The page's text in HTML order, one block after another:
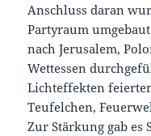
Anschluss daran
Partyraum
nach Jerusalem,
Wettessen
Lichteffekten
Teufelchen,
Zur Stärkung gab es